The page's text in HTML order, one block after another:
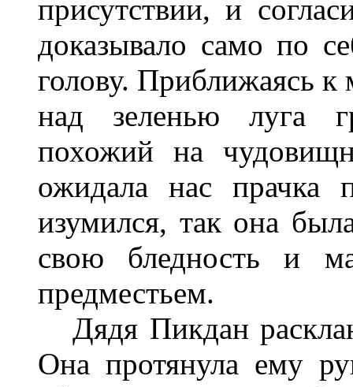
присутствии, и
доказывало само по
голову. Приближаясь к
над зеленью луга
похожий на
ожидала нас прачка
изумился, так она
свою бледность и
предместьем.
Дядя Пикдан
Она протянула ему